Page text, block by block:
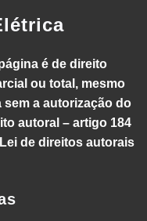
é de direito
ou total, mesmo
a autorização do
autoral – artigo 184
de direitos autorais